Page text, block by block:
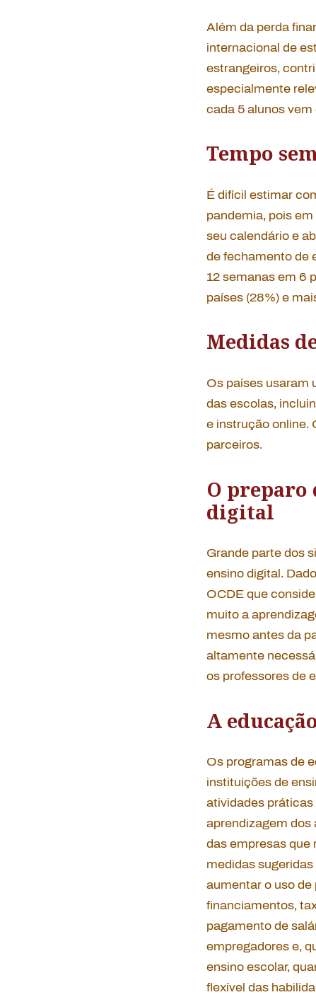
Além da perda
internacional de
estrangeiros,
especialmente
cada 5 alunos vem
Tempo
É difícil estimar
pandemia, pois
seu calendário e
de fechamento de
12 semanas em 6
países (28%) e
Medidas
Os países usaram
das escolas,
e instrução online.
parceiros.
O preparo
digital
Grande parte dos
ensino digital.
OCDE que
muito a
mesmo antes da
altamente
os professores de
A
Os programas de
instituições de
atividades práticas
aprendizagem dos
das empresas que
medidas
aumentar o uso de
financiamentos,
pagamento de
empregadores e,
ensino escolar,
flexível das